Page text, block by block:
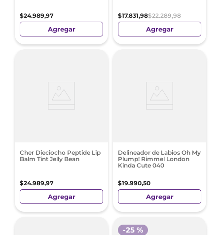
$24.989,97
Agregar
$17.831,98$22.289,98
Agregar
Cher Dieciocho Peptide Lip
Balm Tint Jelly Bean
$24.989,97
Agregar
Delineador de Labios Oh My
Plump! Rimmel London
Kinda Cute 040
$19.990,50
Agregar
-25 %